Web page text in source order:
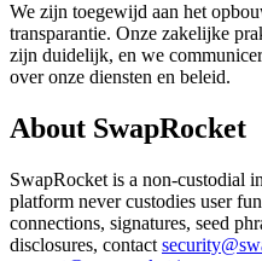
We zijn toegewijd aan het
transparantie. Onze zakelijke
zijn duidelijk, en we
over onze diensten en beleid.
About SwapRocket
SwapRocket is a non-custodial
platform never custodies user
connections, signatures, seed
disclosures, contact